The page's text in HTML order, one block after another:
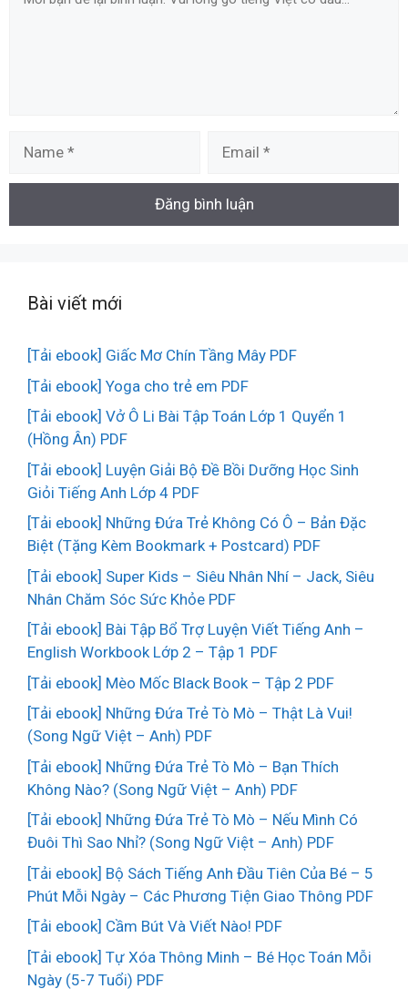
Bài viết mới
[Tải ebook] Giấc Mơ Chín Tầng Mây PDF
[Tải ebook] Yoga cho trẻ em PDF
[Tải ebook] Vở Ô Li Bài Tập Toán Lớp 1 Quyển 1
(Hồng Ân) PDF
[Tải ebook] Luyện Giải Bộ Đề Bồi Dưỡng Học Sinh
Giỏi Tiếng Anh Lớp 4 PDF
[Tải ebook] Những Đứa Trẻ Không Có Ô – Bản Đặc
Biệt (Tặng Kèm Bookmark + Postcard) PDF
[Tải ebook] Super Kids – Siêu Nhân Nhí – Jack, Siêu
Nhân Chăm Sóc Sức Khỏe PDF
[Tải ebook] Bài Tập Bổ Trợ Luyện Viết Tiếng Anh –
English Workbook Lớp 2 – Tập 1 PDF
[Tải ebook] Mèo Mốc Black Book – Tập 2 PDF
[Tải ebook] Những Đứa Trẻ Tò Mò – Thật Là Vui!
(Song Ngữ Việt – Anh) PDF
[Tải ebook] Những Đứa Trẻ Tò Mò – Bạn Thích
Không Nào? (Song Ngữ Việt – Anh) PDF
[Tải ebook] Những Đứa Trẻ Tò Mò – Nếu Mình Có
Đuôi Thì Sao Nhỉ? (Song Ngữ Việt – Anh) PDF
[Tải ebook] Bộ Sách Tiếng Anh Đầu Tiên Của Bé – 5
Phút Mỗi Ngày – Các Phương Tiện Giao Thông PDF
[Tải ebook] Cầm Bút Và Viết Nào! PDF
[Tải ebook] Tự Xóa Thông Minh – Bé Học Toán Mỗi
Ngày (5-7 Tuổi) PDF